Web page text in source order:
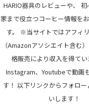
HARIO器具のレビューや、
家まで役立つコーヒー情報を
す。 ※当サイトではアフィ
（Amazonアソシエイト含む
格販売により収入を得てい
Instagram、Youtubeで動画
す！ 以下リンクからフォロ
いします！